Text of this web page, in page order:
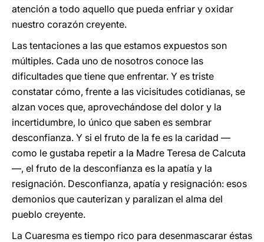
atención a todo aquello que pueda enfriar y oxidar
nuestro corazón creyente.
Las tentaciones a las que estamos expuestos son
múltiples. Cada uno de nosotros conoce las
dificultades que tiene que enfrentar. Y es triste
constatar cómo, frente a las vicisitudes cotidianas, se
alzan voces que, aprovechándose del dolor y la
incertidumbre, lo único que saben es sembrar
desconfianza. Y si el fruto de la fe es la caridad —
como le gustaba repetir a la Madre Teresa de Calcuta
—, el fruto de la desconfianza es la apatía y la
resignación. Desconfianza, apatía y resignación: esos
demonios que cauterizan y paralizan el alma del
pueblo creyente.
La Cuaresma es tiempo rico para desenmascarar éstas